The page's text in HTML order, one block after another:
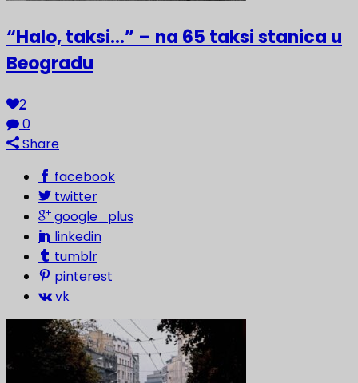
“Halo, taksi…” – na 65 taksi stanica u
Beogradu
2
0
Share
facebook
twitter
google_plus
linkedin
tumblr
pinterest
vk